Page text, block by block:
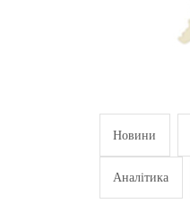
Новини
Аналітика